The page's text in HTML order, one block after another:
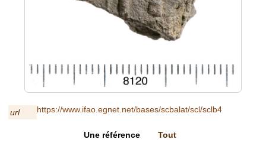
url https://www.ifao.egnet.net/bases/scbalat/scl/sclb4
Une référence Tout